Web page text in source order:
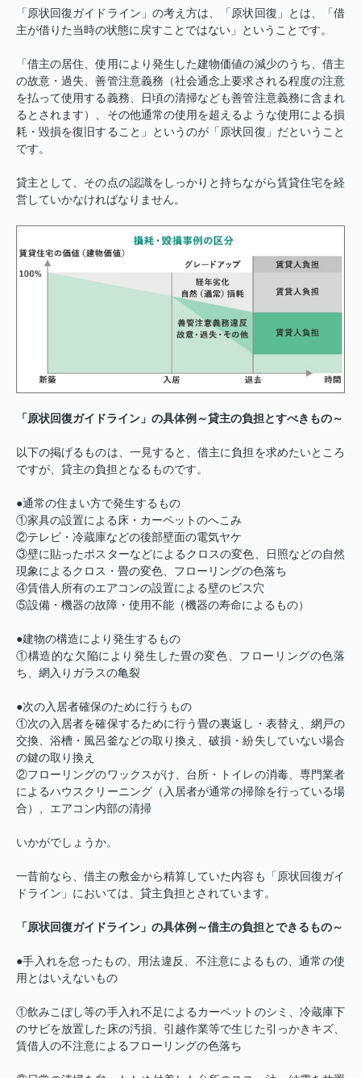
「原状回復ガイドライン」の考え方は、「原状回復」とは、「借
主が借りた当時の状態に戻すことではない」ということです。
「借主の居住、使用により発生した建物価値の減少のうち、借主
の故意・過失、善管注意義務（社会通念上要求される程度の注意
を払って使用する義務、日頃の清掃なども善管注意義務に含まれ
るとされます）、その他通常の使用を超えるような使用による損
耗・毀損を復旧すること」というのが「原状回復」だということ
です。
貸主として、その点の認識をしっかりと持ちながら賃貸住宅を経
営していかなければなりません。
「原状回復ガイドライン」の具体例～貸主の負担とすべきもの～
以下の掲げるものは、一見すると、借主に負担を求めたいところ
ですが、貸主の負担となるものです。
●通常の住まい方で発生するもの
①家具の設置による床・カーペットのへこみ
②テレビ・冷蔵庫などの後部壁面の電気ヤケ
③壁に貼ったポスターなどによるクロスの変色、日照などの自然
現象によるクロス・畳の変色、フローリングの色落ち
④賃借人所有のエアコンの設置による壁のビス穴
⑤設備・機器の故障・使用不能（機器の寿命によるもの）
●建物の構造により発生するもの
①構造的な欠陥により発生した畳の変色、フローリングの色落
ち、網入りガラスの亀裂
●次の入居者確保のために行うもの
①次の入居者を確保するために行う畳の裏返し・表替え、網戸の
交換、浴槽・風呂釜などの取り換え、破損・紛失していない場合
の鍵の取り換え
②フローリングのワックスがけ、台所・トイレの消毒、専門業者
によるハウスクリーニング（入居者が通常の掃除を行っている場
合）、エアコン内部の清掃
いかがでしょうか。
一昔前なら、借主の敷金から精算していた内容も「原状回復ガイ
ドライン」においては、貸主負担とされています。
「原状回復ガイドライン」の具体例～借主の負担とできるもの～
●手入れを怠ったもの、用法違反、不注意によるもの、通常の使
用とはいえないもの
①飲みこぼし等の手入れ不足によるカーペットのシミ、冷蔵庫下
のサビを放置した床の汚損、引越作業等で生じた引っかきキズ、
賃借人の不注意によるフローリングの色落ち